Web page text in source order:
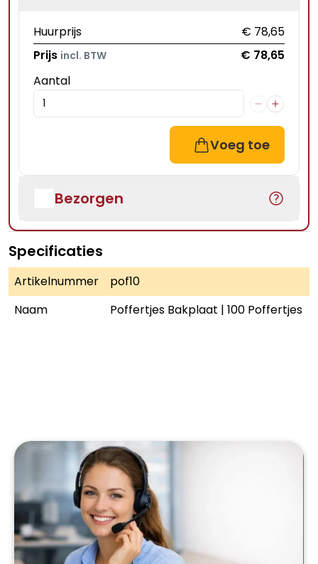
Huurprijs
€ 78,65
Prijs incl. BTW
€ 78,65
Aantal
Voeg toe
Bezorgen
Specificaties
Artikelnummer
pof10
Naam
Poffertjes Bakplaat | 100 Poffertjes